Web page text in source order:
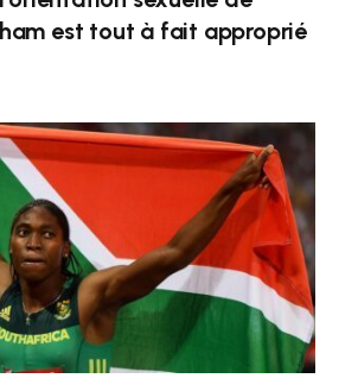
est tout à fait approprié